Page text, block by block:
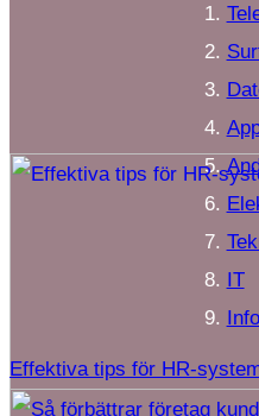
IT
Effektiva tips för HR-